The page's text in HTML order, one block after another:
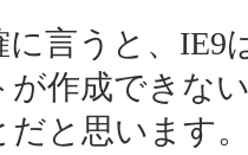
言うと、IE9
が作成できな
だと思います